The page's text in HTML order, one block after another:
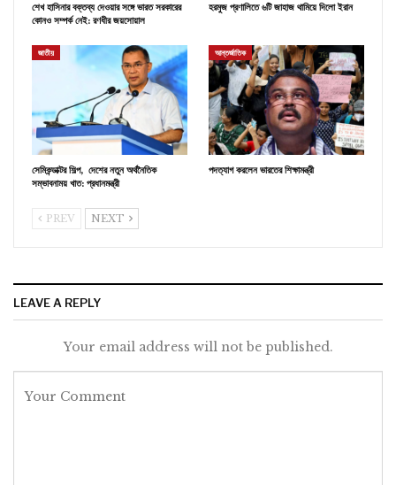
শেখ হাসিনার বক্তব্য দেওয়ার সঙ্গে ভারত সরকারের
কোনও সম্পর্ক নেই: রণধীর জয়সোয়াল
হরমুজ প্রণালিতে ৬টি জাহাজ থামিয়ে দিলো ইরান
জাতীয়
সেমিকন্ডাক্টর শিল্প, দেশের নতুন অর্থনৈতিক
সম্ভাবনাময় খাত: প্রধানমন্ত্রী
আন্তর্জাতিক
পদত্যাগ করলেন ভারতের শিক্ষামন্ত্রী
PREV NEXT
LEAVE A REPLY
Your email address will not be published.